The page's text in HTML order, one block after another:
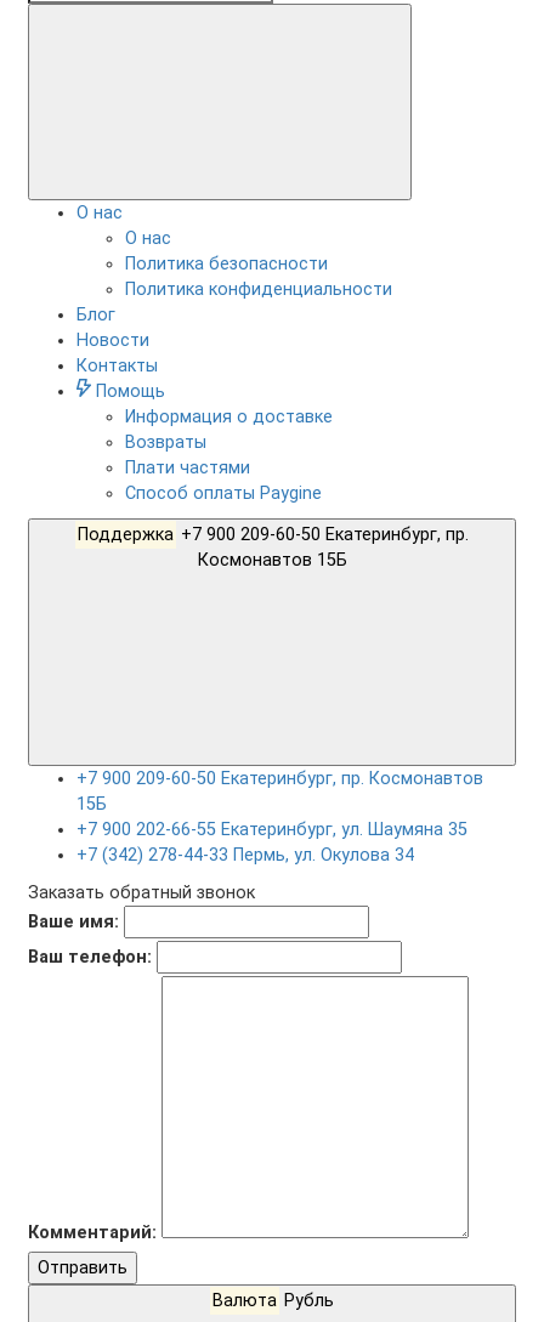
О нас
О нас
Политика безопасности
Политика конфиденциальности
Блог
Новости
Контакты
Помощь
Информация о доставке
Возвраты
Плати частями
Способ оплаты Paygine
Поддержка +7 900 209-60-50 Екатеринбург, пр.
+7 900 209-60-50 Екатеринбург, пр. Космонавтов
15Б
+7 900 202-66-55 Екатеринбург, ул. Шаумяна 35
+7 (342) 278-44-33 Пермь, ул. Окулова 34
Заказать обратный звонок
Ваше имя:
Ваш телефон:
Комментарий:
Отправить
Валюта Рубль